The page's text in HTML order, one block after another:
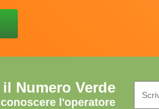
il Numero Verde
l'operatore